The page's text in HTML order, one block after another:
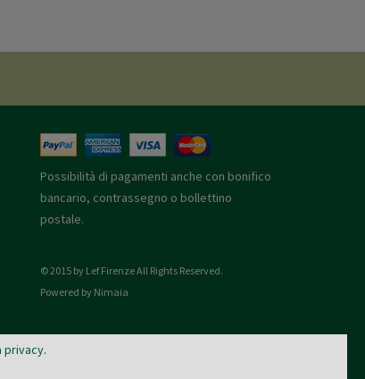
Possibilità di pagamenti anche con bonifico
bancario, contrassegno o bollettino
postale.
© 2015 by Lef Firenze All Rights Reserved.
Powered by Nimaia
privacy.